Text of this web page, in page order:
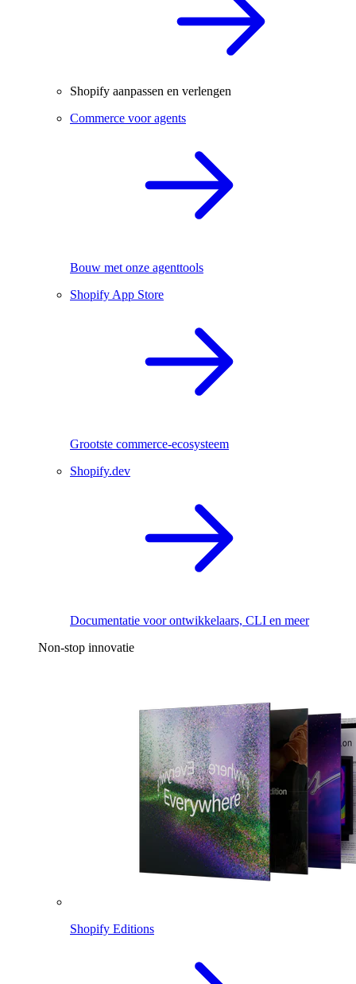
Shopify aanpassen en verlengen
Commerce voor agents
Bouw met onze agenttools
Shopify App Store
Grootste commerce-ecosysteem
Shopify.dev
Documentatie voor ontwikkelaars, CLI en meer
Non-stop innovatie
Shopify Editions